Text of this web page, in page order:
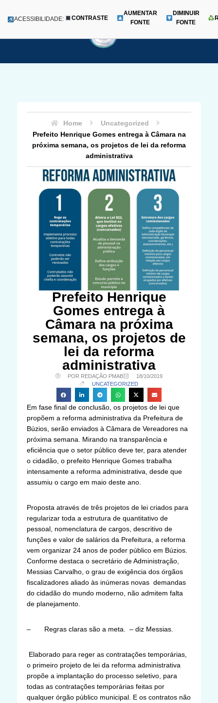
para
Menu
ACESSIBILIDADE: CONTRASTE
AUMENTAR
FONTE
DIMINUIR
FONTE
Home
Uncategorized
Prefeito Henrique Gomes entrega à Câmara na
próxima semana, os projetos de lei da reforma
administrativa
Prefeito Henrique
Gomes entrega à
Câmara na próxima
semana, os projetos de
lei da reforma
administrativa
POR REDAÇÃO PMAB
18/10/2019
UNCATEGORIZED
Em fase final de conclusão, os projetos de lei que
propõem a reforma administrativa da Prefeitura de
Búzios, serão enviados à Câmara de Vereadores na
próxima semana. Mirando na transparência e
eficiência que o setor público deve ter, para atender
o cidadão, o prefeito Henrique Gomes trabalha
intensamente a reforma administrativa, desde que
assumiu o cargo em maio deste ano.
Proposta através de três projetos de lei criados para
regularizar toda a estrutura de quantitativo de
pessoal, nomenclatura de cargos, descritivo de
funções e valor de salários da Prefeitura, a reforma
vem organizar 24 anos de poder público em Búzios.
Conforme destaca o secretário de Administração,
Messias Carvalho, o grau de exigência dos órgãos
fiscalizadores aliado às inúmeras novas demandas
do cidadão do mundo moderno, não admitem falta
de planejamento.
– Regras claras são a meta. – diz Messias.
Elaborado para reger as contratações temporárias,
o primeiro projeto de lei da reforma administrativa
propõe a implantação do processo seletivo, para
todas as contratações temporárias feitas por
qualquer órgão público municipal. E os contratos não